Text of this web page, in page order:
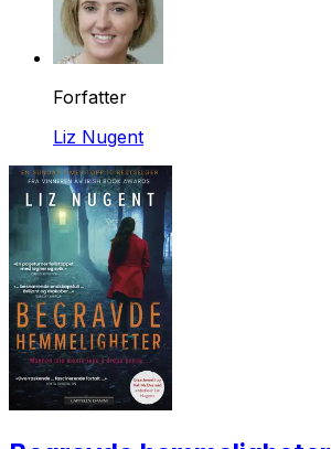
Forfatter
Liz Nugent